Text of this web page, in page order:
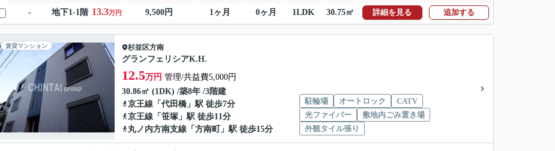
-
地下1-1階 13.3万円 9,500円 1ヶ月 0ヶ月 1LDK 30.75㎡ 詳細を見る 追加する
賃貸マンション 杉並区方南
グランフェリシアK.H.
12.5万円 管理/共益費5,000円
30.86㎡ (1DK) /築8年 /3階建
京王線 「 代田橋 」駅 徒歩7分
京王線 「 笹塚 」駅 徒歩11分
丸ノ内方南支線 「 方南町 」駅 徒歩15分
駐輪場 オートロック
CATV
光ファイバー
敷地内ごみ置き場
外観タイル張り